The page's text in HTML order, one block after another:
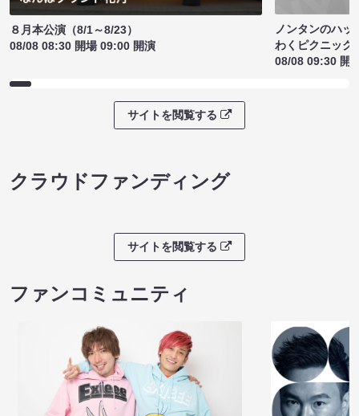
８月本公演（8/1～8/23）
08/08 08:30 開場 09:00 開演
ノンタンのハッ
わくピクニック
08/08 09:30 開
サイトを閲覧する
クラウドファンディング
サイトを閲覧する
ファンコミュニティ